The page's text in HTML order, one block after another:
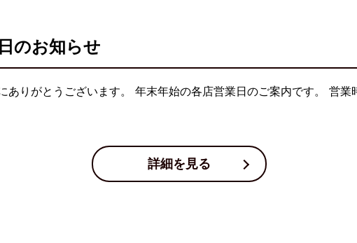
のお知らせ
ありがとうございます。 年末年始の各店営業日のご案内です。 営業
詳細を見る